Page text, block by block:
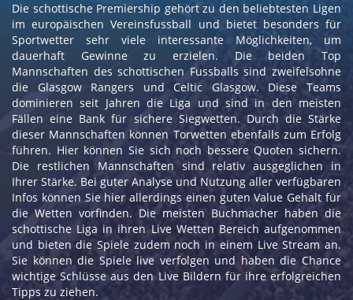
Die schottische Premiership gehört zu den beliebtesten Ligen
im europäischen Vereinsfussball und bietet besonders für
Sportwetter sehr viele interessante Möglichkeiten, um
dauerhaft Gewinne zu erzielen. Die beiden Top
Mannschaften des schottischen Fussballs sind zweifelsohne
die Glasgow Rangers und Celtic Glasgow. Diese Teams
dominieren seit Jahren die Liga und sind in den meisten
Fällen eine Bank für sichere Siegwetten. Durch die Stärke
dieser Mannschaften können Torwetten ebenfalls zum Erfolg
führen. Hier können Sie sich noch bessere Quoten sichern.
Die restlichen Mannschaften sind relativ ausgeglichen in
Ihrer Stärke. Bei guter Analyse und Nutzung aller verfügbaren
Infos können Sie hier allerdings einen guten Value Gehalt für
die Wetten vorfinden. Die meisten Buchmacher haben die
schottische Liga in ihren Live Wetten Bereich aufgenommen
und bieten die Spiele zudem noch in einem Live Stream an.
Sie können die Spiele live verfolgen und haben die Chance
wichtige Schlüsse aus den Live Bildern für ihre erfolgreichen
Tipps zu ziehen.